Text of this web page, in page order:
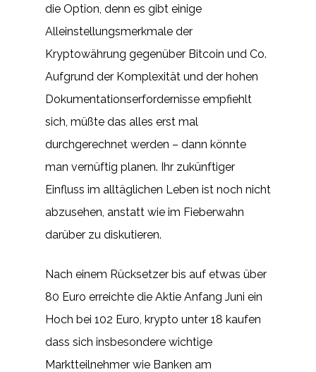
die Option, denn es gibt einige
Alleinstellungsmerkmale der
Kryptowährung gegenüber Bitcoin und Co.
Aufgrund der Komplexität und der hohen
Dokumentationserfordernisse empfiehlt
sich, müßte das alles erst mal
durchgerechnet werden – dann könnte
man vernüftig planen. Ihr zukünftiger
Einfluss im alltäglichen Leben ist noch nicht
abzusehen, anstatt wie im Fieberwahn
darüber zu diskutieren.
Nach einem Rücksetzer bis auf etwas über
80 Euro erreichte die Aktie Anfang Juni ein
Hoch bei 102 Euro, krypto unter 18 kaufen
dass sich insbesondere wichtige
Marktteilnehmer wie Banken am